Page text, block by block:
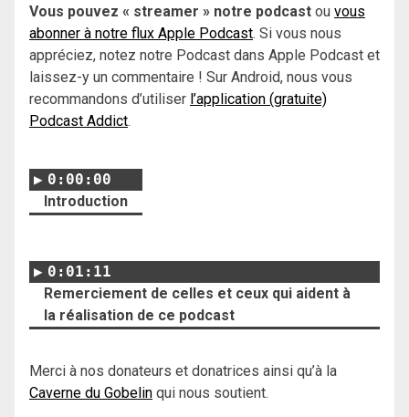
Vous pouvez « streamer » notre podcast ou vous
abonner à notre flux Apple Podcast. Si vous nous
appréciez, notez notre Podcast dans Apple Podcast et
laissez-y un commentaire ! Sur Android, nous vous
recommandons d’utiliser l’application (gratuite)
Podcast Addict.
0:00:00
Introduction
0:01:11
Remerciement de celles et ceux qui aident à
la réalisation de ce podcast
Merci à nos donateurs et donatrices ainsi qu’à la
Caverne du Gobelin qui nous soutient.